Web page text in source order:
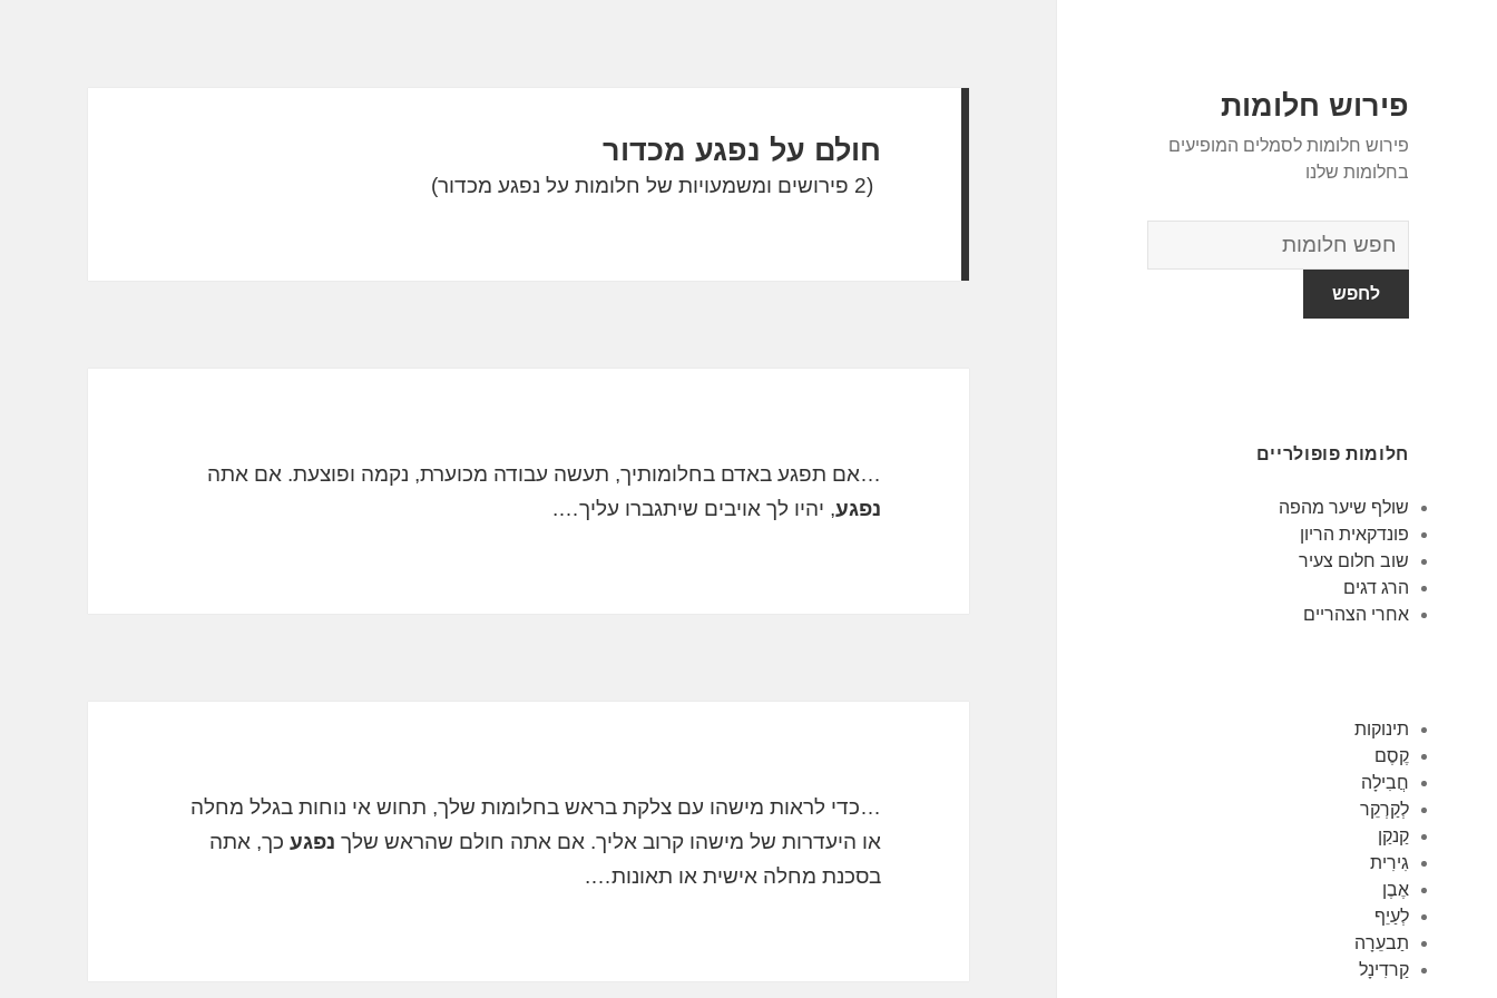
פירוש חלומות
פירוש חלומות לסמלים המופיעים
בחלומות שלנו
מילון
החלומות
חלומות פופולריים
שולף שיער מהפה
פונדקאית הריון
שוב חלום צעיר
הרג דגים
אחרי הצהריים
תינוקות
קֶסֶם
חֲבִילָה
לְקַרְקֵר
קַנקַן
גִירִית
אֶבֶן
לְעַיֵף
תַבעֵרָה
קַרדִינָל
חולם על נפגע מכדור
(2 פירושים ומשמעויות של חלומות על נפגע מכדור)
…אם תפגע באדם בחלומותיך, תעשה עבודה מכוערת, נקמה ופוצעת. אם אתה
נפגע, יהיו לך אויבים שיתגברו עליך….
…כדי לראות מישהו עם צלקת בראש בחלומות שלך, תחוש אי נוחות בגלל מחלה
או היעדרות של מישהו קרוב אליך. אם אתה חולם שהראש שלך נפגע כך, אתה
בסכנת מחלה אישית או תאונות….